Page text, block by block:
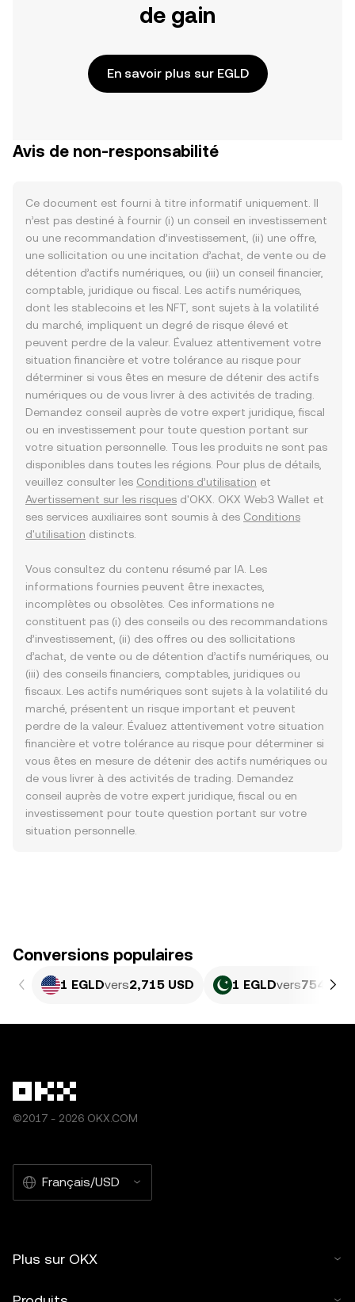
de gain
En savoir plus sur EGLD
Avis de non-responsabilité
Ce document est fourni à titre informatif uniquement. Il
n’est pas destiné à fournir (i) un conseil en investissement
ou une recommandation d’investissement, (ii) une offre,
une sollicitation ou une incitation d’achat, de vente ou de
détention d’actifs numériques, ou (iii) un conseil financier,
comptable, juridique ou fiscal. Les actifs numériques,
dont les stablecoins et les NFT, sont sujets à la volatilité
du marché, impliquent un degré de risque élevé et
peuvent perdre de la valeur. Évaluez attentivement votre
situation financière et votre tolérance au risque pour
déterminer si vous êtes en mesure de détenir des actifs
numériques ou de vous livrer à des activités de trading.
Demandez conseil auprès de votre expert juridique, fiscal
ou en investissement pour toute question portant sur
votre situation personnelle. Tous les produits ne sont pas
disponibles dans toutes les régions. Pour plus de détails,
veuillez consulter les Conditions d’utilisation et
Avertissement sur les risques d'OKX. OKX Web3 Wallet et
ses services auxiliaires sont soumis à des Conditions
d'utilisation distincts.
Vous consultez du contenu résumé par IA. Les
informations fournies peuvent être inexactes,
incomplètes ou obsolètes. Ces informations ne
constituent pas (i) des conseils ou des recommandations
d’investissement, (ii) des offres ou des sollicitations
d’achat, de vente ou de détention d’actifs numériques, ou
(iii) des conseils financiers, comptables, juridiques ou
fiscaux. Les actifs numériques sont sujets à la volatilité du
marché, présentent un risque important et peuvent
perdre de la valeur. Évaluez attentivement votre situation
financière et votre tolérance au risque pour déterminer si
vous êtes en mesure de détenir des actifs numériques ou
de vous livrer à des activités de trading. Demandez
conseil auprès de votre expert juridique, fiscal ou en
investissement pour toute question portant sur votre
situation personnelle.
Conversions populaires
1 EGLDvers2,715 USD 1 EGLDvers754,41
©2017 - 2026 OKX.COM
Français/USD
Plus sur OKX